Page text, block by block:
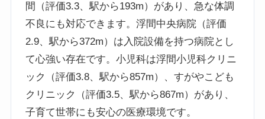
間（評価3.3、駅から193m）があり、急な体調
不良にも対応できます。浮間中央病院（評価
2.9、駅から372m）は入院設備を持つ病院とし
て心強い存在です。小児科は浮間小児科クリニ
ック（評価3.8、駅から857m）、すがやこども
クリニック（評価3.5、駅から867m）があり、
子育て世帯にも安心の医療環境です。